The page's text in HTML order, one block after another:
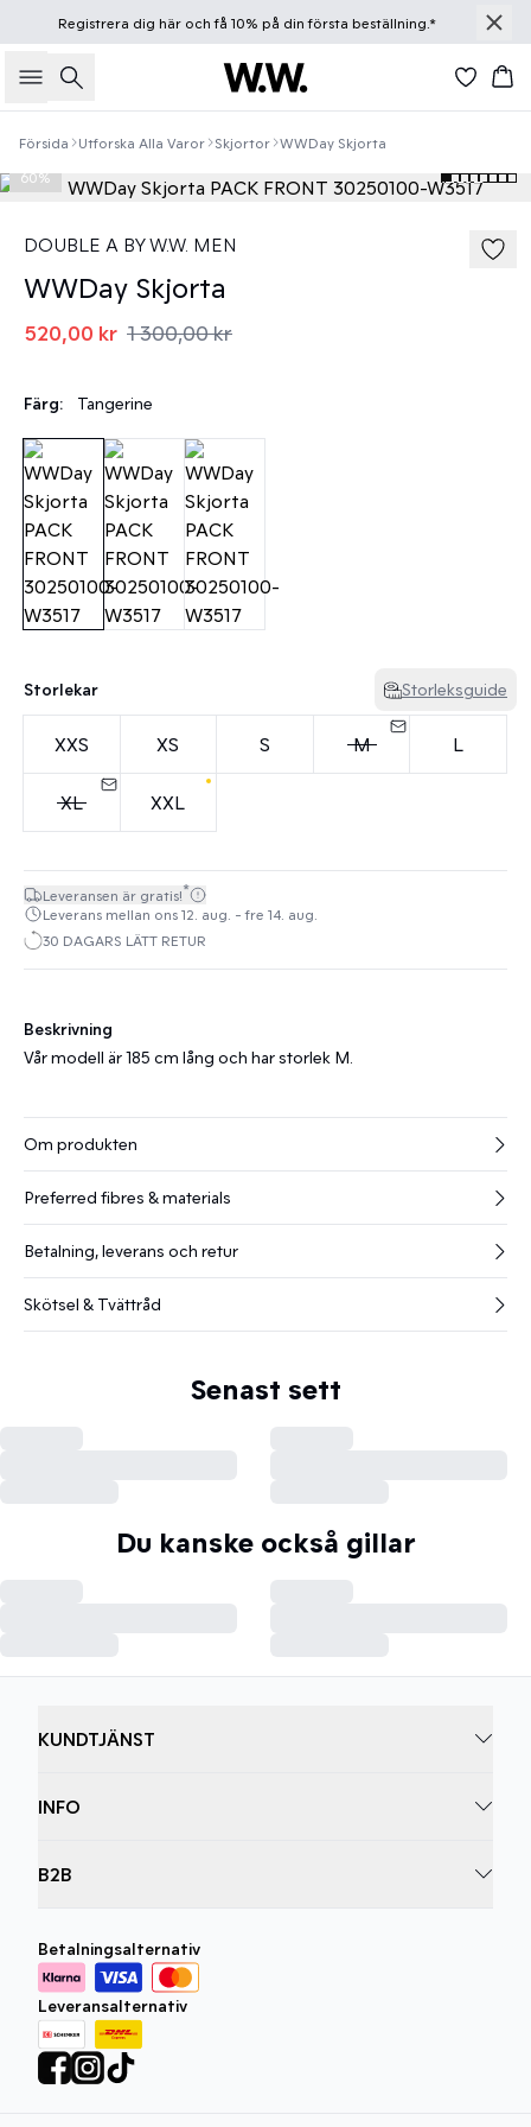
Registrera dig häroch få 10% på din första beställning.*
Sök
Försida Utforska Alla Varor Skjortor WWDay Skjorta
60%
DOUBLE A BY W.W. MEN
WWDay Skjorta
520,00 kr 1 300,00 kr
Färg: Tangerine
Storlekar Storleksguide
XXS XS S M L
XL XXL
Leveransen är gratis!*
Leverans mellan ons 12. aug. - fre 14. aug.
30 DAGARS LÄTT RETUR
Beskrivning
Vår modell är 185 cm lång och har storlek M.
Om produkten
Preferred fibres & materials
Betalning, leverans och retur
Skötsel & Tvättråd
Senast sett
Du kanske också gillar
KUNDTJÄNST
INFO
B2B
Betalningsalternativ
Leveransalternativ